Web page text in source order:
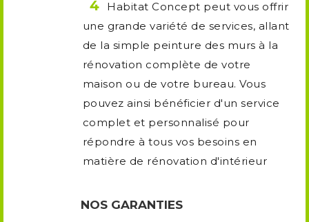
Habitat Concept peut vous offrir
une grande variété de services, allant
de la simple peinture des murs à la
rénovation complète de votre
maison ou de votre bureau. Vous
pouvez ainsi bénéficier d'un service
complet et personnalisé pour
répondre à tous vos besoins en
matière de rénovation d'intérieur
NOS GARANTIES